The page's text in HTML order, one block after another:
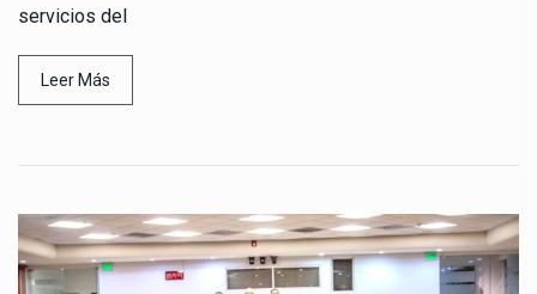
servicios del
Leer Más